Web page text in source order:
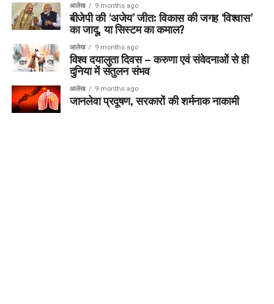
आलेख 9 months ago
बीजेपी की ‘अजेय’ जीत: विकास की जगह ‘विश्वास’
का जादू, या सिस्टम का कमाल?
आलेख 9 months ago
विश्व दयालुता दिवस – करुणा एवं संवेदनाओं से ही
दुनिया में संतुलन संभव
आलेख 9 months ago
जानलेवा प्रदूषण, सरकारों की शर्मनाक नाकामी